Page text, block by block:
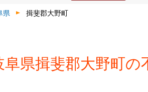
県 揖斐郡大野町
阜県揖斐郡大野町の